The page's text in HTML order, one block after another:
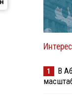
1
В